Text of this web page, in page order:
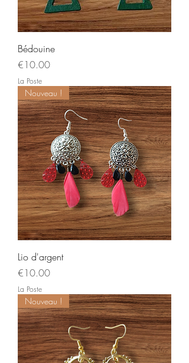
Bédouine
Price
€10.00
La Poste
Nouveau !
Lio d'argent
Price
€10.00
La Poste
Nouveau !